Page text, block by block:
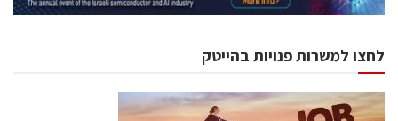
לחצו למשרות פנויות בהייטק